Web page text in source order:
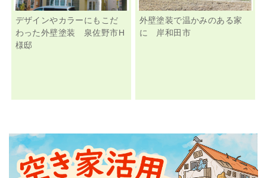
デザインやカラーにもこだ
わった外壁塗装 泉佐野市H
様邸
外壁塗装で温かみのある家
に 岸和田市